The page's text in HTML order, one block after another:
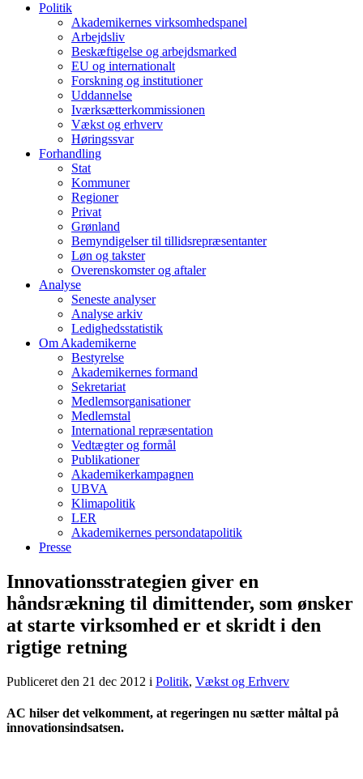
Politik
Akademikernes virksomhedspanel
Arbejdsliv
Beskæftigelse og arbejdsmarked
EU og internationalt
Forskning og institutioner
Uddannelse
Iværksætterkommissionen
Vækst og erhverv
Høringssvar
Forhandling
Stat
Kommuner
Regioner
Privat
Grønland
Bemyndigelser til tillidsrepræsentanter
Løn og takster
Overenskomster og aftaler
Analyse
Seneste analyser
Analyse arkiv
Ledighedsstatistik
Om Akademikerne
Bestyrelse
Akademikernes formand
Sekretariat
Medlemsorganisationer
Medlemstal
International repræsentation
Vedtægter og formål
Publikationer
Akademikerkampagnen
UBVA
Klimapolitik
LER
Akademikernes persondatapolitik
Presse
Innovationsstrategien giver en
håndsrækning til dimittender, som ønsker
at starte virksomhed er et skridt i den
rigtige retning
Publiceret den 21 dec 2012 i Politik, Vækst og Erhverv
AC hilser det velkomment, at regeringen nu sætter måltal på
innovationsindsatsen.